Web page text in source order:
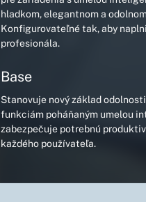
hladkom, elegantnom a
Konfigurovateľné tak, aby
profesionála.
Base
Stanovuje nový základ
funkciám poháňaným umelou
zabezpečuje potrebnú
každého používateľa.